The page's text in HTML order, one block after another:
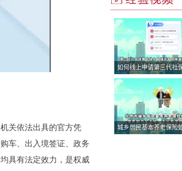
关依法出具的官方凭
车、出入境签证、政务
具有法定效力，是权威